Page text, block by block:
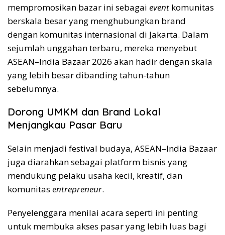
mempromosikan bazar ini sebagai event komunitas
berskala besar yang menghubungkan brand
dengan komunitas internasional di Jakarta. Dalam
sejumlah unggahan terbaru, mereka menyebut
ASEAN–India Bazaar 2026 akan hadir dengan skala
yang lebih besar dibanding tahun-tahun
sebelumnya.
Dorong UMKM dan Brand Lokal
Menjangkau Pasar Baru
Selain menjadi festival budaya, ASEAN–India Bazaar
juga diarahkan sebagai platform bisnis yang
mendukung pelaku usaha kecil, kreatif, dan
komunitas entrepreneur.
Penyelenggara menilai acara seperti ini penting
untuk membuka akses pasar yang lebih luas bagi